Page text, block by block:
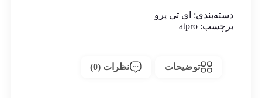
دسته‌بندی: ای تی پرو
برچسب: atpro
توضیحات نظرات (0)